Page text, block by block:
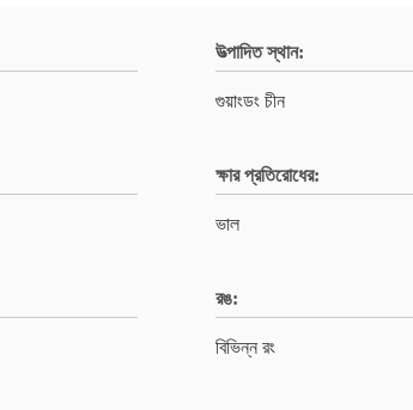
উত্পাদিত স্থান:
গুয়াংডং চীন
ক্ষার প্রতিরোধের:
ভাল
রঙ:
বিভিন্ন রং